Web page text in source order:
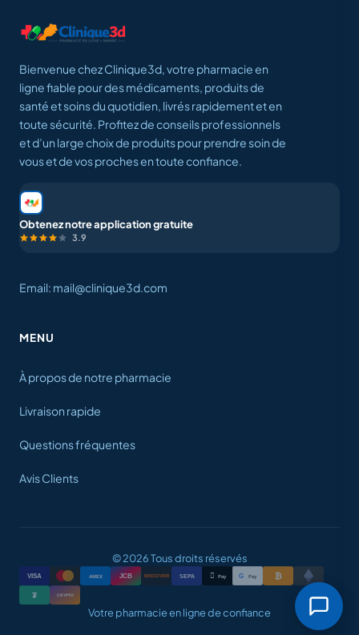
Bienvenue chez Clinique3d, votre pharmacie en
ligne fiable pour des médicaments, produits de
santé et soins du quotidien, livrés rapidement et en
toute sécurité. Profitez de conseils professionnels
et d’un large choix de produits pour prendre soin de
vous et de vos proches en toute confiance.
Obtenez notre application gratuite
3.9
Email: mail@clinique3d.com
MENU
À propos de notre pharmacie
Livraison rapide
Questions fréquentes
Avis Clients
© 2026 Tous droits réservés
VISA AMEX JCB DISCOVER SEPA  Pay G Pay ₿
₮ CRYPTO
Votre pharmacie en ligne de confiance